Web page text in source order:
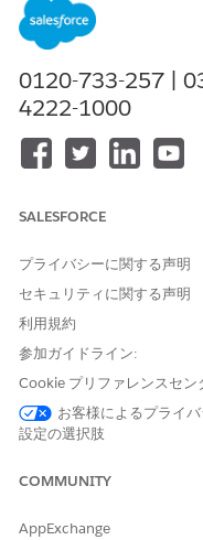
Google API キーの設定
Salesforce のインスタ
業担当者が
リケーションから
API キーを設定します。
0120-733-257 |
4222-1000
SALESFORCE
プライバシーに関する声明
セキュリティに関する声明
利用規約
参加ガイドライン:
Cookie プリファレンスセン
お客様によるプライ
設定の選択肢
COMMUNITY
AppExchange